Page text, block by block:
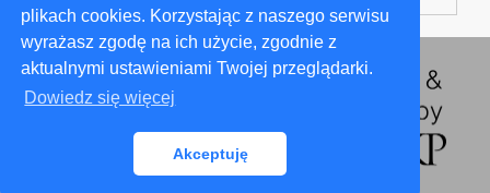
plikach cookies. Korzystając z naszego serwisu
wyrażasz zgodę na ich użycie, zgodnie z
aktualnymi ustawieniami Twojej przeglądarki.
Dowiedz się więcej
Akceptuję